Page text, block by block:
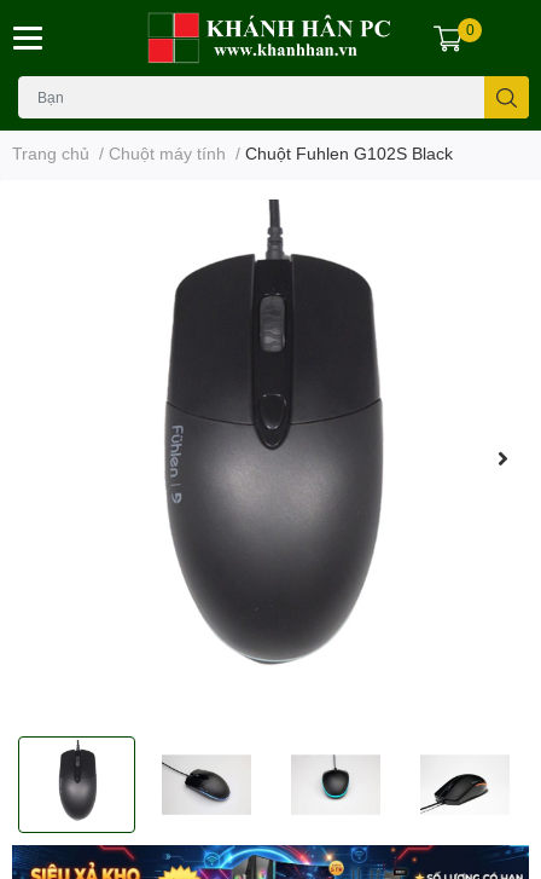
0
Trang chủ / Chuột máy tính / Chuột Fuhlen G102S Black